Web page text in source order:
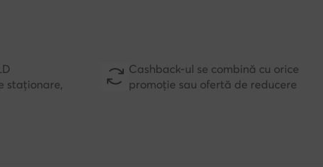
staționare,
Cashback-ul se combină cu orice
promoție sau ofertă de reducere